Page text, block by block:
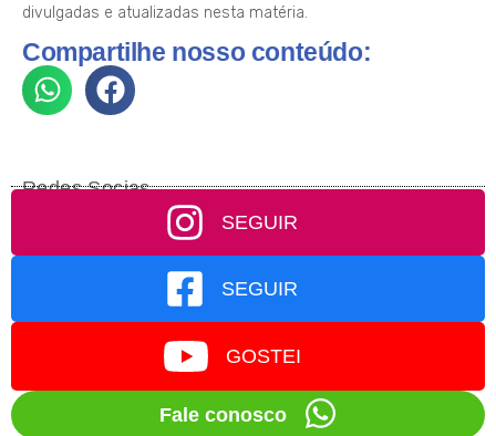
divulgadas e atualizadas nesta matéria.
Compartilhe nosso conteúdo:
Redes Socias
SEGUIR
SEGUIR
GOSTEI
Fale conosco